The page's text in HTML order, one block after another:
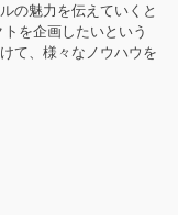
の魅力を伝えていくと
を企画したいという
て、様々なノウハウを